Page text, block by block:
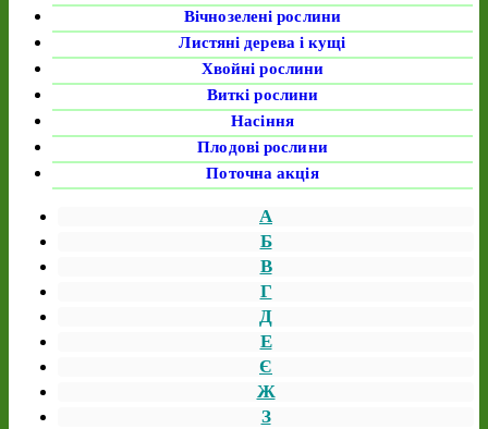
Вічнозелені рослини
Листяні дерева і кущі
Хвойні рослини
Виткі рослини
Насіння
Плодові рослини
Поточна акція
А
Б
В
Г
Д
Е
Є
Ж
З